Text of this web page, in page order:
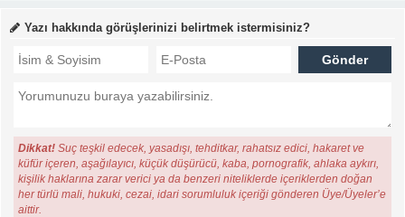
Yazı hakkında görüşlerinizi belirtmek istermisiniz?
Dikkat! Suç teşkil edecek, yasadışı, tehditkar, rahatsız edici, hakaret ve
küfür içeren, aşağılayıcı, küçük düşürücü, kaba, pornografik, ahlaka aykırı,
kişilik haklarına zarar verici ya da benzeri niteliklerde içeriklerden doğan
her türlü mali, hukuki, cezai, idari sorumluluk içeriği gönderen Üye/Üyeler’e
aittir.